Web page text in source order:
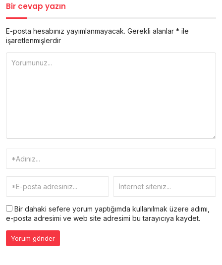
Bir cevap yazın
E-posta hesabınız yayımlanmayacak. Gerekli alanlar * ile
işaretlenmişlerdir
Bir dahaki sefere yorum yaptığımda kullanılmak üzere adımı,
e-posta adresimi ve web site adresimi bu tarayıcıya kaydet.